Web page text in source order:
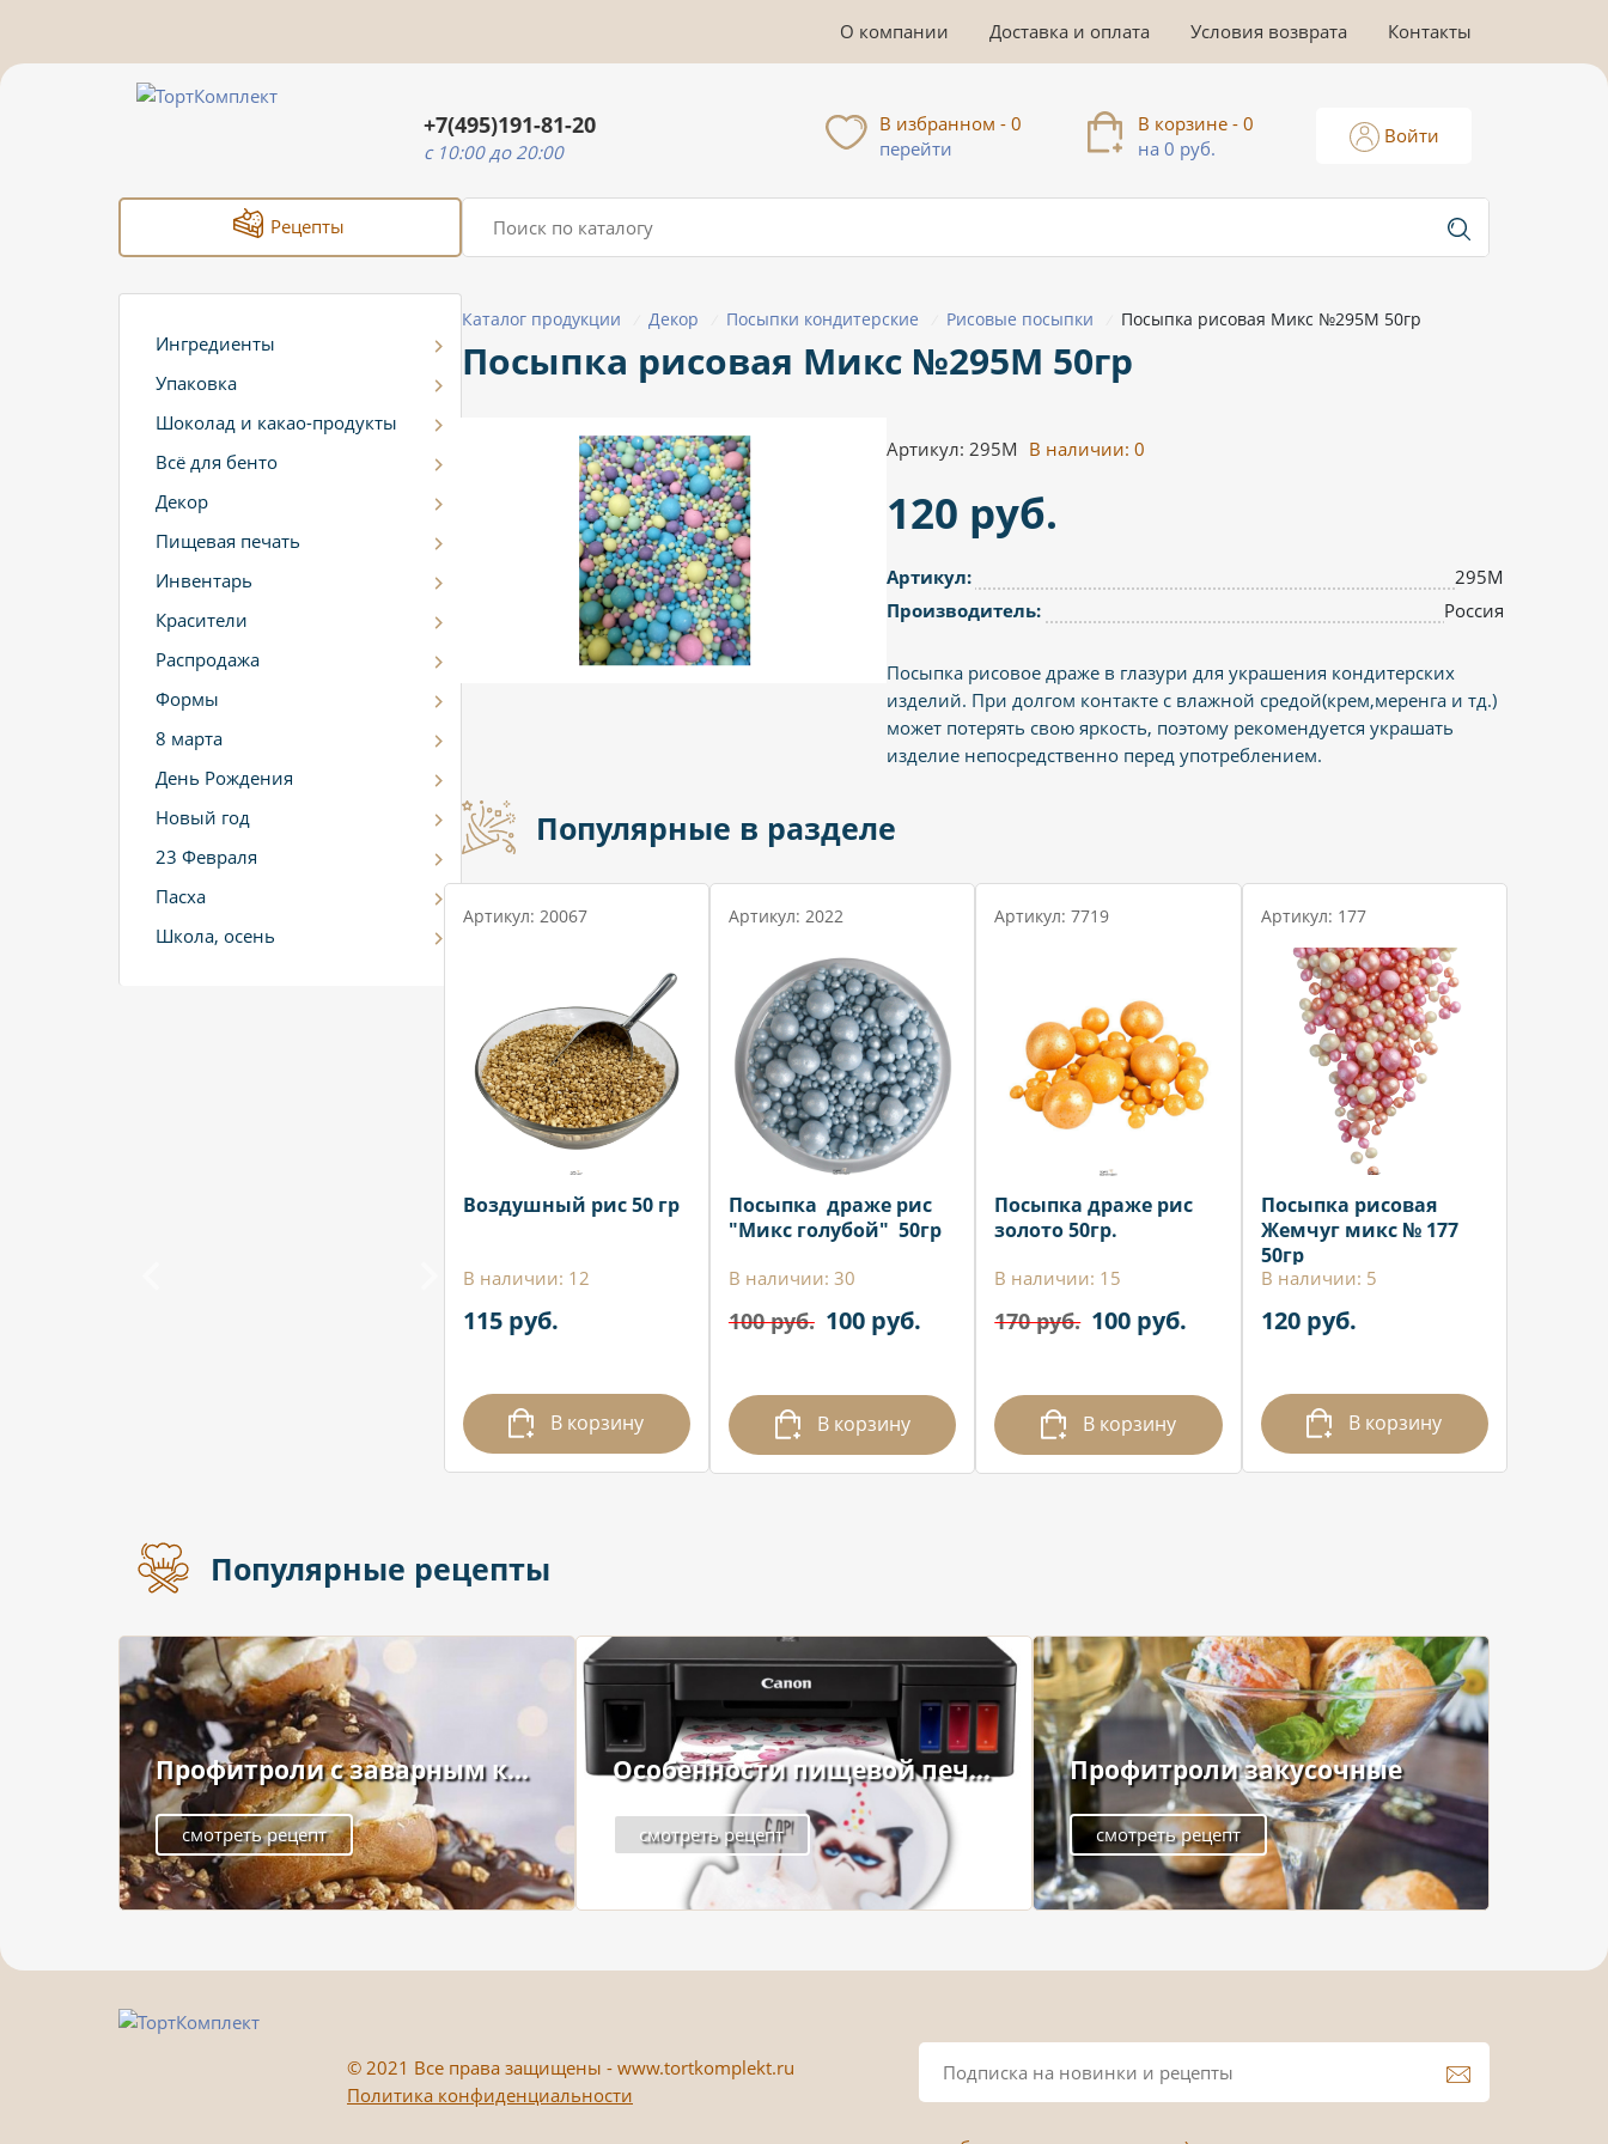
О компании Доставка и оплата Условия возврата Контакты
+7(495)191-81-20
c 10:00 до 20:00
В избранном - 0
перейти
В корзине - 0
на 0 руб.
Войти
Рецепты
Ингредиенты
Упаковка
Шоколад и какао-продукты
Всё для бенто
Декор
Пищевая печать
Инвентарь
Красители
Распродажа
Формы
8 марта
День Рождения
Новый год
23 Февраля
Пасха
Школа, осень
Каталог продукции Декор Посыпки кондитерские Рисовые посыпки Посыпка рисовая Микс №295М 50гр
Посыпка рисовая Микс №295М 50гр
Артикул: 295М В наличии:0
120 руб.
Артикул:
295М
Производитель:
Россия
Посыпка рисовое драже в глазури для украшения кондитерских
изделий. При долгом контакте с влажной средой(крем,меренга и тд.)
может потерять свою яркость, поэтому рекомендуется украшать
изделие непосредственно перед употреблением.
Популярные в разделе
Артикул: 20067
Воздушный рис 50 гр
В наличии: 12
115 руб.
В корзину
Артикул: 2022
Посыпка драже рис
"Микс голубой" 50гр
В наличии: 30
100 руб. 100 руб.
В корзину
Артикул: 7719
Посыпка драже рис
золото 50гр.
В наличии: 15
170 руб. 100 руб.
В корзину
Артикул: 177
Посыпка рисовая
Жемчуг микс № 177
50гр
В наличии: 5
120 руб.
В корзину
Популярные рецепты
Профитроли с заварным к...
смотреть рецепт
Особенности пищевой печ...
смотреть рецепт
Профитроли закусочные
смотреть рецепт
© 2021 Все права защищены - www.tortkomplekt.ru
Политика конфиденциальности